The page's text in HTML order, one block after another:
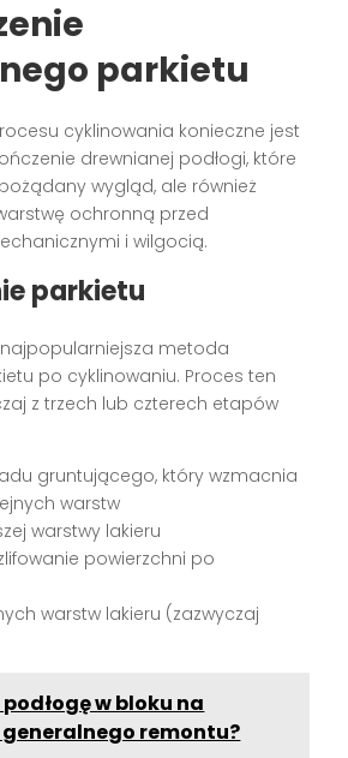
parkietu
cyklinowania konieczne jest
drewnianej podłogi, które
wygląd, ale również
ochronną przed
i wilgocią.
parkietu
metoda
po cyklinowaniu. Proces ten
z trzech lub czterech etapów
gruntującego, który wzmacnia
warstw
warstwy lakieru
powierzchni po
warstw lakieru (zazwyczaj
w bloku na
remontu?